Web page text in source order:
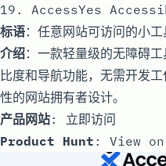
19. AccessYes
标语：任意网站可访问的小工
介绍：一款轻量级的无障碍
比度和导航功能，无需开发
性的网站拥有者设计。
产品网站: 立即访问
Product Hunt : View